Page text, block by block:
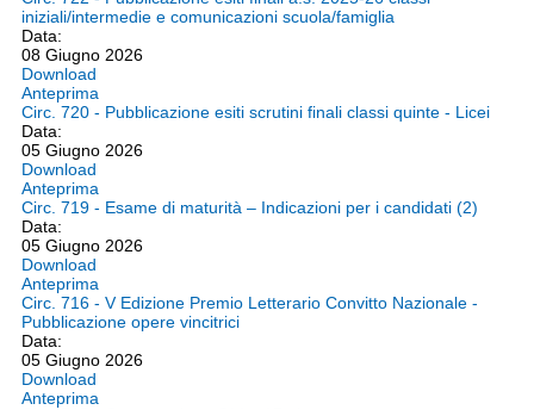
iniziali/intermedie e comunicazioni scuola/famiglia
Data:
08 Giugno 2026
Download
Anteprima
Circ. 720 - Pubblicazione esiti scrutini finali classi quinte - Licei
Data:
05 Giugno 2026
Download
Anteprima
Circ. 719 - Esame di maturità – Indicazioni per i candidati (2)
Data:
05 Giugno 2026
Download
Anteprima
Circ. 716 - V Edizione Premio Letterario Convitto Nazionale -
Pubblicazione opere vincitrici
Data:
05 Giugno 2026
Download
Anteprima